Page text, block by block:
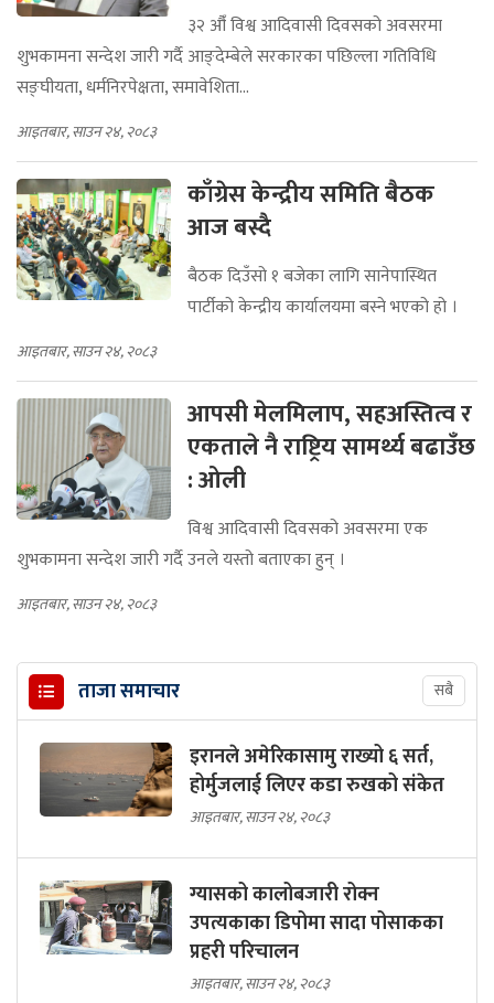
३२ औँ विश्व आदिवासी दिवसको अवसरमा
शुभकामना सन्देश जारी गर्दै आङ्देम्बेले सरकारका पछिल्ला गतिविधि
सङ्घीयता, धर्मनिरपेक्षता, समावेशिता...
आइतबार, साउन २४, २०८३
काँग्रेस केन्द्रीय समिति बैठक
आज बस्दै
बैठक दिउँसो १ बजेका लागि सानेपास्थित
पार्टीको केन्द्रीय कार्यालयमा बस्ने भएको हो ।
आइतबार, साउन २४, २०८३
आपसी मेलमिलाप, सहअस्तित्व र
एकताले नै राष्ट्रिय सामर्थ्य बढाउँछ
: ओली
विश्व आदिवासी दिवसको अवसरमा एक
शुभकामना सन्देश जारी गर्दै उनले यस्तो बताएका हुन् ।
आइतबार, साउन २४, २०८३
ताजा समाचार सबै
इरानले अमेरिकासामु राख्यो ६ सर्त,
होर्मुजलाई लिएर कडा रुखको संकेत
आइतबार, साउन २४, २०८३
ग्यासको कालोबजारी रोक्न
उपत्यकाका डिपोमा सादा पोसाकका
प्रहरी परिचालन
आइतबार, साउन २४, २०८३